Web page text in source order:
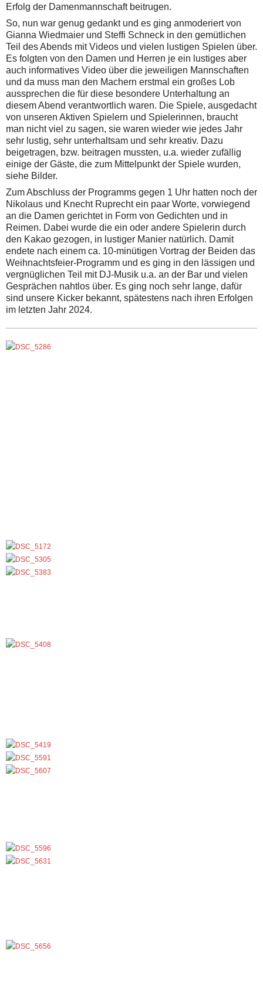
Erfolg der Damenmannschaft beitrugen.
So, nun war genug gedankt und es ging anmoderiert von
Gianna Wiedmaier und Steffi Schneck in den gemütlichen
Teil des Abends mit Videos und vielen lustigen Spielen über.
Es folgten von den Damen und Herren je ein lustiges aber
auch informatives Video über die jeweiligen Mannschaften
und da muss man den Machern erstmal ein großes Lob
aussprechen die für diese besondere Unterhaltung an
diesem Abend verantwortlich waren. Die Spiele, ausgedacht
von unseren Aktiven Spielern und Spielerinnen, braucht
man nicht viel zu sagen, sie waren wieder wie jedes Jahr
sehr lustig, sehr unterhaltsam und sehr kreativ. Dazu
beigetragen, bzw. beitragen mussten, u.a. wieder zufällig
einige der Gäste, die zum Mittelpunkt der Spiele wurden,
siehe Bilder.
Zum Abschluss der Programms gegen 1 Uhr hatten noch der
Nikolaus und Knecht Ruprecht ein paar Worte, vorwiegend
an die Damen gerichtet in Form von Gedichten und in
Reimen. Dabei wurde die ein oder andere Spielerin durch
den Kakao gezogen, in lustiger Manier natürlich. Damit
endete nach einem ca. 10-minütigen Vortrag der Beiden das
Weihnachtsfeier-Programm und es ging in den lässigen und
vergnüglichen Teil mit DJ-Musik u.a. an der Bar und vielen
Gesprächen nahtlos über. Es ging noch sehr lange, dafür
sind unsere Kicker bekannt, spätestens nach ihren Erfolgen
im letzten Jahr 2024.